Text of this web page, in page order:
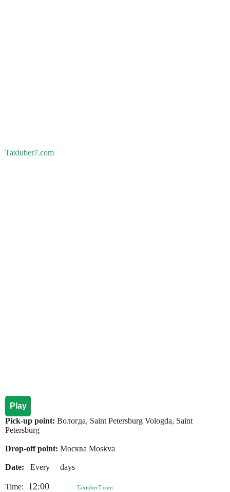
Taxiuber7.com
Play
Pick-up point: Вологда, Saint Petersburg Vologda, Saint
Petersburg
Drop-off point: Москва Moskva
Date: Every days
Time: 12:00 Taxiuber7.com